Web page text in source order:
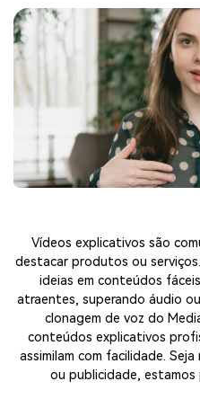
Você tem uma apresentação
rapidamente? Entendemos
seu talento e adicionar as
de voz por IA, você pode
apertados e cronogramas.
remover rapidamente
Utilize nosso clonador de voz
ajustes